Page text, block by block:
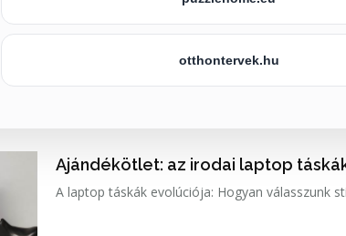
otthontervek.hu
Ajándékötlet: az irodai laptop
A laptop táskák evolúciója: Hogyan válasszunk